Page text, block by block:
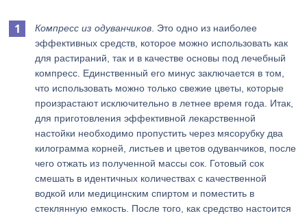
Компресс из одуванчиков . Это одно из наиболее
эффективных средств, которое можно использовать как
для растираний, так и в качестве основы под лечебный
компресс. Единственный его минус заключается в том,
что использовать можно только свежие цветы, которые
произрастают исключительно в летнее время года. Итак,
для приготовления эффективной лекарственной
настойки необходимо пропустить через мясорубку два
килограмма корней, листьев и цветов одуванчиков, после
чего отжать из полученной массы сок. Готовый сок
смешать в идентичных количествах с качественной
водкой или медицинским спиртом и поместить в
стеклянную емкость. После того, как средство настоится